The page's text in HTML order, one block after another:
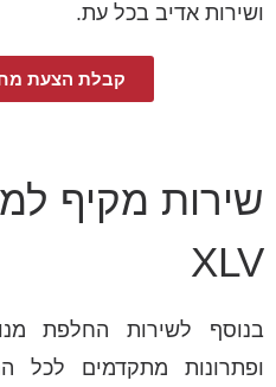
ושירות אדיב בכל עת.
קבלת הצעת
שירות מקיף
XLV
בנוסף לשירות החלפת
ופתרונות מתקדמים לכל